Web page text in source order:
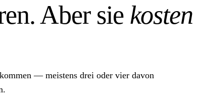
Aber sie kosten
— meistens drei oder vier davon